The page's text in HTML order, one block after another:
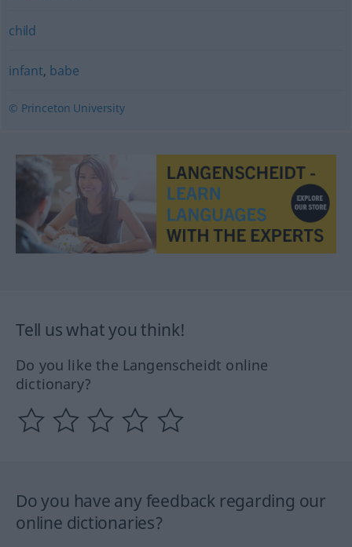
child
infant, babe
© Princeton University
Tell us what you think!
Do you like the Langenscheidt online
dictionary?
Do you have any feedback regarding our
online dictionaries?